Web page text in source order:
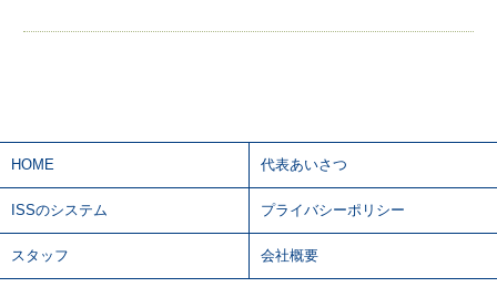
HOME 代表あいさつ
ISSのシステム プライバシーポリシー
スタッフ 会社概要